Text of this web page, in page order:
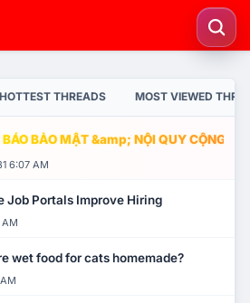
HOTTEST THREADS MOST VIEWED
BẢO MẬT &amp; NỘI QUY CỘNG
6:07 AM
Job Portals Improve Hiring
AM
wet food for cats homemade?